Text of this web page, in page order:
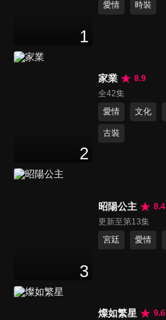
1
愛情
時裝
2
家業
8.9
全42集
愛情
文化
古裝
3
昭陽公主
8.4
更新至第13集
宮廷
愛情
燦如繁星
9.6